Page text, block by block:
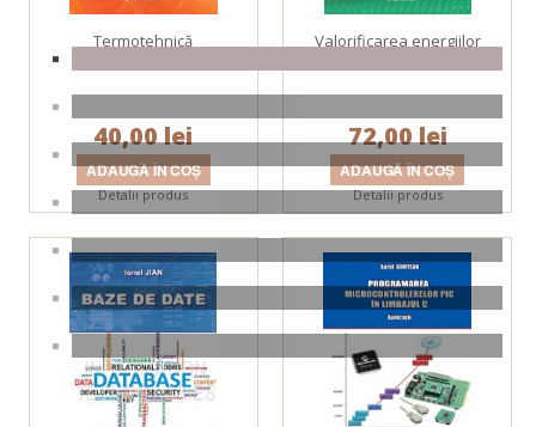
Termotehnică
40,00 lei
Detalii produs
Valorificarea energiilor
72,00 lei
Detalii produs